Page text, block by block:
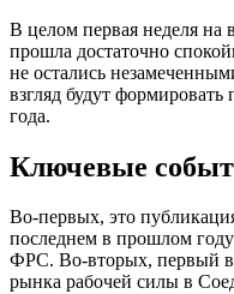
В целом первая неделя
прошла достаточно
не остались
взгляд будут
года.
Ключевые
Во-первых, это
последнем в прошлом
ФРС. Во-вторых, первый в
рынка рабочей силы в